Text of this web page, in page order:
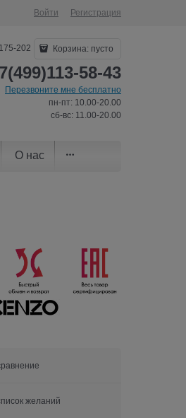
Войти Регистрация
202 Корзина: пусто
58-43
Перезвоните мне бесплатно
пн-пт: 10.00-20.00
сб-вс: 11.00-20.00
О нас
желаний